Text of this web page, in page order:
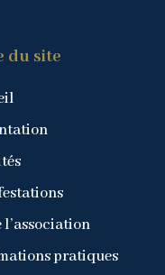
du site
l’association
pratiques